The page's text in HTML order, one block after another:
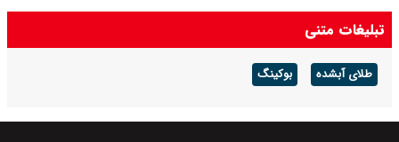
تبلیغات متنی
طلای آبشده بوکینگ